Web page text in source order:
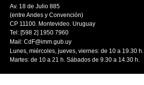
Av. 18 de Julio 885
(entre Andes y Convención)
CP 11100. Montevideo. Uruguay
Tel: [598 2] 1950 7960
Mail: CdF@imm.gub.uy
Lunes, miércoles, jueves, viernes: de 10 a 19.30 h.
Martes: de 10 a 21 h. Sábados de 9.30 a 14.30 h.